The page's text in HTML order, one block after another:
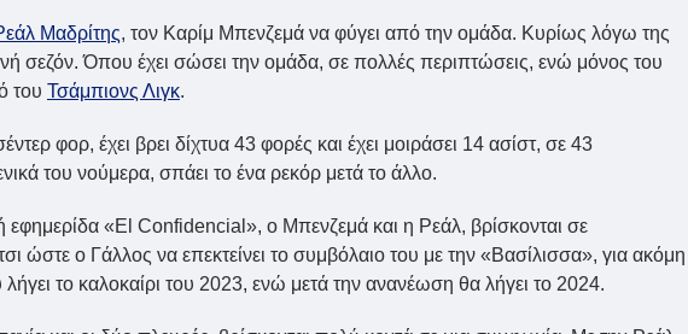
Μαδρίτης, τον Καρίμ Μπενζεμά να φύγει από την ομάδα. Κυρίως λόγω της
σεζόν. Όπου έχει σώσει την ομάδα, σε πολλές περιπτώσεις, ενώ μόνος του
του Τσάμπιονς Λιγκ.
φορ, έχει βρει δίχτυα 43 φορές και έχει μοιράσει 14 ασίστ, σε 43
του νούμερα, σπάει το ένα ρεκόρ μετά το άλλο.
«El Confidencial», ο Μπενζεμά και η Ρεάλ, βρίσκονται σε
ώστε ο Γάλλος να επεκτείνει το συμβόλαιο του με την «Βασίλισσα», για ακόμη
το καλοκαίρι του 2023, ενώ μετά την ανανέωση θα λήγει το 2024.